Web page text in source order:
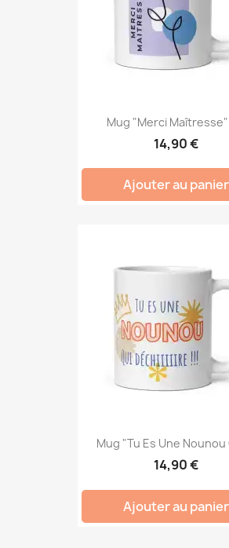
Mug "Merci
14,90 €
Ajouter au panier
Mug "Tu Es Une Nounou
14,90 €
Ajouter au panier